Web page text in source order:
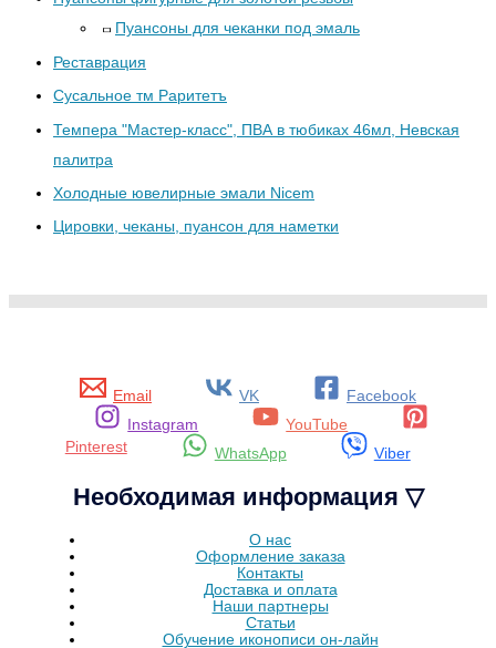
Пуансоны для чеканки под эмаль
Реставрация
Сусальное тм Раритетъ
Темпера "Мастер-класс", ПВА в тюбиках 46мл, Невская
палитра
Холодные ювелирные эмали Nicem
Цировки, чеканы, пуансон для наметки
Email VK
Facebook
Instagram
YouTube
Pinterest
WhatsApp Viber
Необходимая информация ▽
О нас
Оформление заказа
Контакты
Доставка и оплата
Наши партнеры
Статьи
Обучение иконописи он-лайн